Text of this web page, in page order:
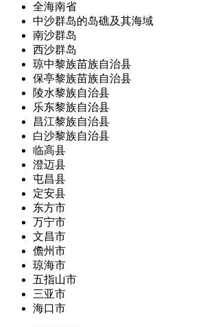
全海南省
中沙群岛的岛礁及其海域
南沙群岛
西沙群岛
琼中黎族苗族自治县
保亭黎族苗族自治县
陵水黎族自治县
乐东黎族自治县
昌江黎族自治县
白沙黎族自治县
临高县
澄迈县
屯昌县
定安县
东方市
万宁市
文昌市
儋州市
琼海市
五指山市
三亚市
海口市